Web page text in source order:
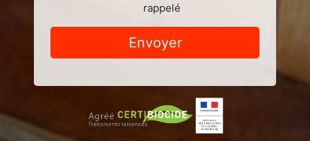
rappelé
Envoyer